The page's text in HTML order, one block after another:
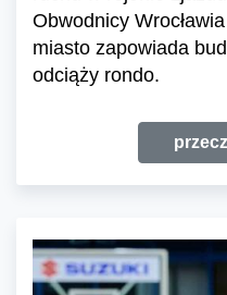
Obwodnicy
miasto zapowiada
odciąży rondo.